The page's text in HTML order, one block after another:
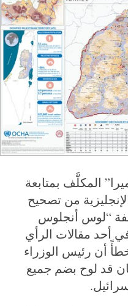
المكلَّف بمتابعة
من تصحيح
“لوس أنجلوس
أحد مقالات الرأي
أن رئيس الوزراء
كان قد لوح بضم جميع